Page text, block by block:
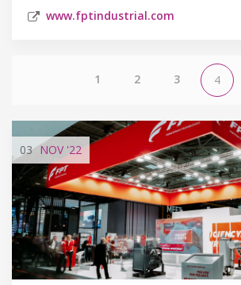
www.fptindustrial.com
1 2 3 4
03 NOV'22